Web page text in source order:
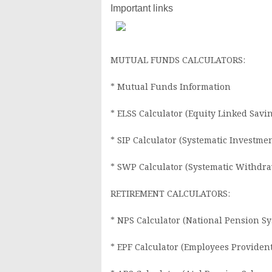
Important links
MUTUAL FUNDS CALCULATORS:
* Mutual Funds Information
* ELSS Calculator (Equity Linked
* SIP Calculator (Systematic
* SWP Calculator (Systematic
RETIREMENT CALCULATORS:
* NPS Calculator (National Pension
* EPF Calculator (Employees